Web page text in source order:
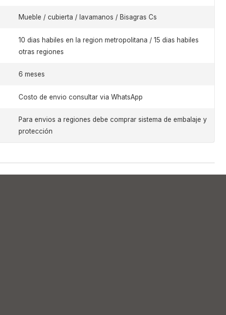
Mueble / cubierta / lavamanos / Bisagras Cs
10 dias habiles en la region metropolitana / 15 dias habiles
otras regiones
6 meses
Costo de envio consultar via WhatsApp
Para envios a regiones debe comprar sistema de embalaje y
protección